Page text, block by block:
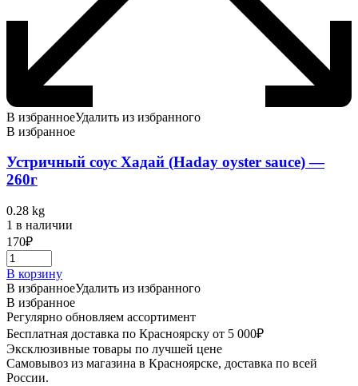
В избранноеУдалить из избранного
В избранное
Устричный соус Хадай (Haday oyster sauce) —
260г
0.28 kg
1 в наличии
170₽
В корзину
В избранноеУдалить из избранного
В избранное
Регулярно обновляем ассортимент
Бесплатная доставка по Красноярску от 5 000₽
Эксклюзивные товары по лучшей цене
Самовывоз из магазина в Красноярске, доставка по всей
России.